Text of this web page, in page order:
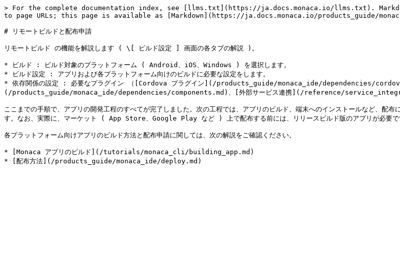
> For the complete documentation index, see [llms.txt](https://ja.docs.monaca.io/llms.txt).
to page URLs; this page is available as [Markdown](https://ja.docs.monaca.io/products_guide/
# リモートビルドと配布申請
リモートビルド の機能を解説します ( \[ ビルド設定 ] 画面の各タブの解説 )。
* ビルド : ビルド対象のプラットフォーム ( Android、iOS、Windows ) を選択します。
* ビルド設定 : アプリおよび各プラットフォーム向けのビルドに必要な設定をします。
* 依存関係の設定 : 必要なプラグイン （[Cordova プラグイン](/products_guide/monaca_ide/dependencies/
(/products_guide/monaca_ide/dependencies/components.md)、[外部サービス連携](/reference/
ここまでの手順で、アプリの開発工程のすべてが完了しました。次の工程では、アプリのビルド、端末へのインストールなど、配
す。なお、実際に、マーケット ( App Store、Google Play など ) 上で配布する前には、リリースビルド版のアプリが必要で
各プラットフォーム向けアプリのビルド方法と配布申請に関しては、次の解説をご確認ください。
* [Monaca アプリのビルド](/tutorials/monaca_cli/building_app.md)